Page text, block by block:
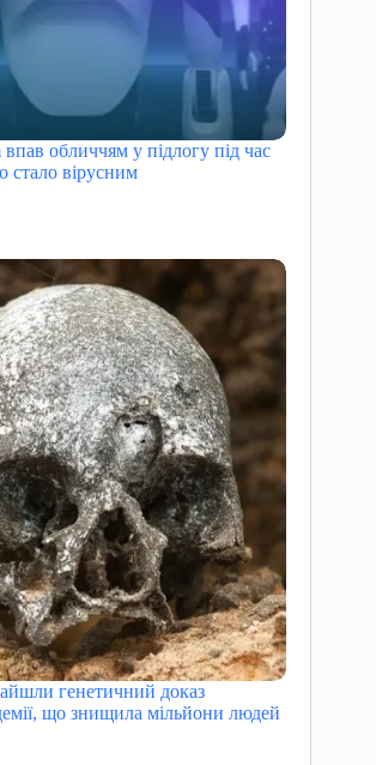
обличчям у підлогу під час
стало вірусним
генетичний доказ
що знищила мільйони людей